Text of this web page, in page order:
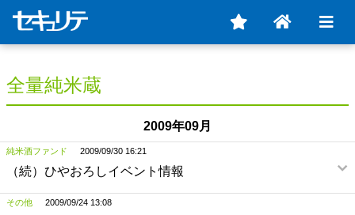
全量純米蔵
2009年09月
純米酒ファンド 2009/09/30 16:21
（続）ひやおろしイベント情報
その他 2009/09/24 13:08